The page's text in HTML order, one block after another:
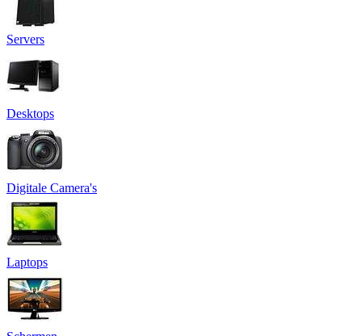
Servers
Desktops
Digitale Camera's
Laptops